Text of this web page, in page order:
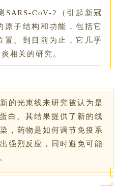
SARS-CoV-2（引起新冠
原子结构和功能，包括它
置。到目前为止，它几乎
相关的研究。
的光束线来研究被认为是
白。其结果提供了新的线
，药物是如何调节免疫系
强烈反应，同时避免可能